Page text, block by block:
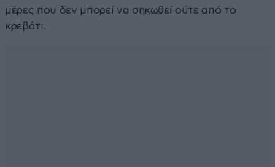
μέρες που δεν μπορεί να σηκωθεί ούτε από το
κρεβάτι.